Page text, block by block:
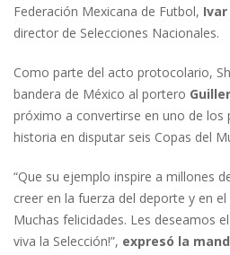
Federación Mexicana de Futbol,
director de Selecciones Nacionales.
Como parte del acto protocolario,
bandera de México al portero
próximo a convertirse en uno de los
historia en disputar seis Copas del
“Que su ejemplo inspire a millones
creer en la fuerza del deporte y en
Muchas felicidades. Les deseamos
viva la Selección!”, expresó la